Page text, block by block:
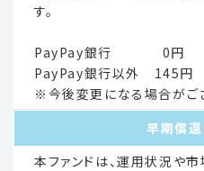
す。
PayPay銀行 0円
PayPay銀行以外 145円
※今後変更になる場合がご
早期償
本ファンドは、運用状況や